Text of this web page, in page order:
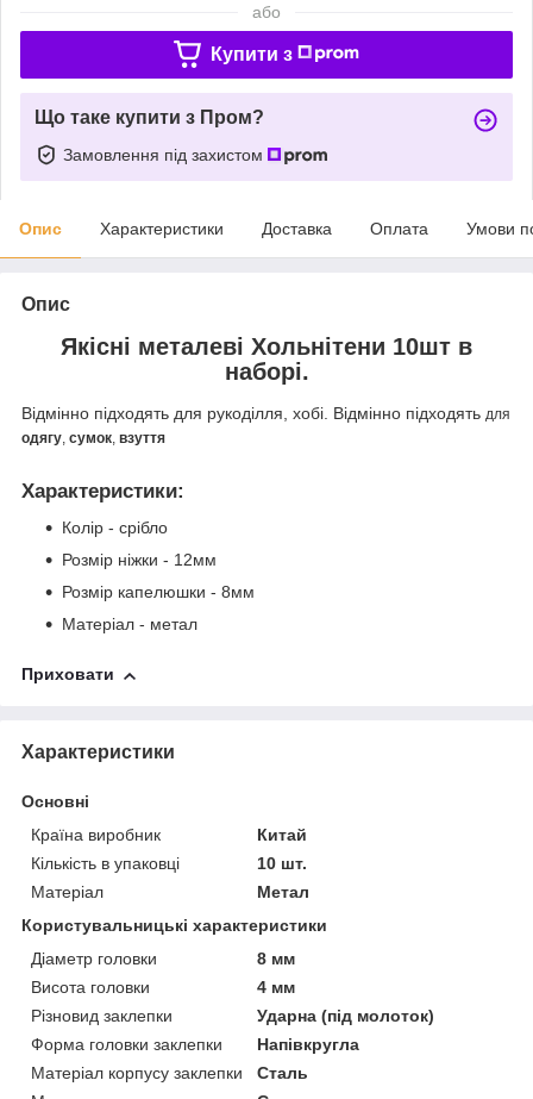
або
Купити з
Що таке купити з Пром?
Замовлення під захистом
Опис Характеристики Доставка Оплата Умови
Опис
Якісні металеві Хольнітени 10шт в
наборі.
Відмінно підходять для рукоділля, хобі. Відмінно підходять для
одягу, сумок, взуття
Характеристики:
Колір - срібло
Розмір ніжки - 12мм
Розмір капелюшки - 8мм
Матеріал - метал
Приховати
Характеристики
Основні
Країна виробник
Китай
Кількість в упаковці
10 шт.
Матеріал
Метал
Користувальницькі характеристики
Діаметр головки
8 мм
Висота головки
4 мм
Різновид заклепки
Ударна (під молоток)
Форма головки заклепки
Напівкругла
Матеріал корпусу заклепки
Сталь